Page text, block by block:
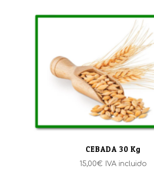
desde
4,75€
hasta
8,00€
CEBADA 30 Kg
15,00€ IVA incluido